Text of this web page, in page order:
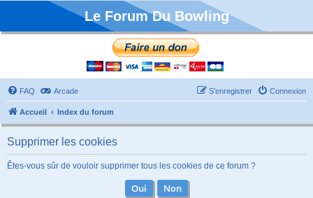
Le Forum Du Bowling
FAQ Arcade Connexion
S’enregistrer
Accueil Index du forum
Supprimer les cookies
Êtes-vous sûr de vouloir supprimer tous les cookies de ce forum ?